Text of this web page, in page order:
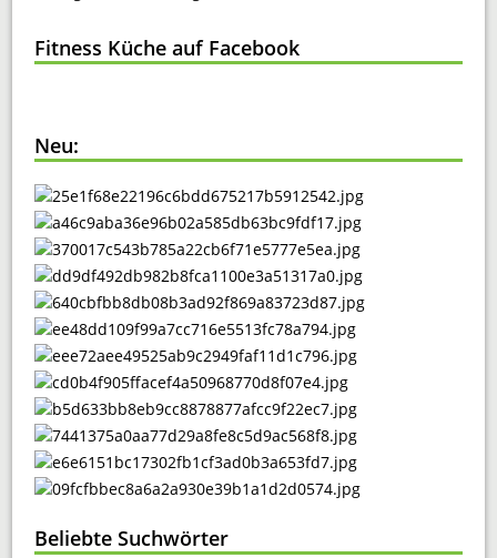
Fitness Küche auf Facebook
Neu:
Beliebte Suchwörter